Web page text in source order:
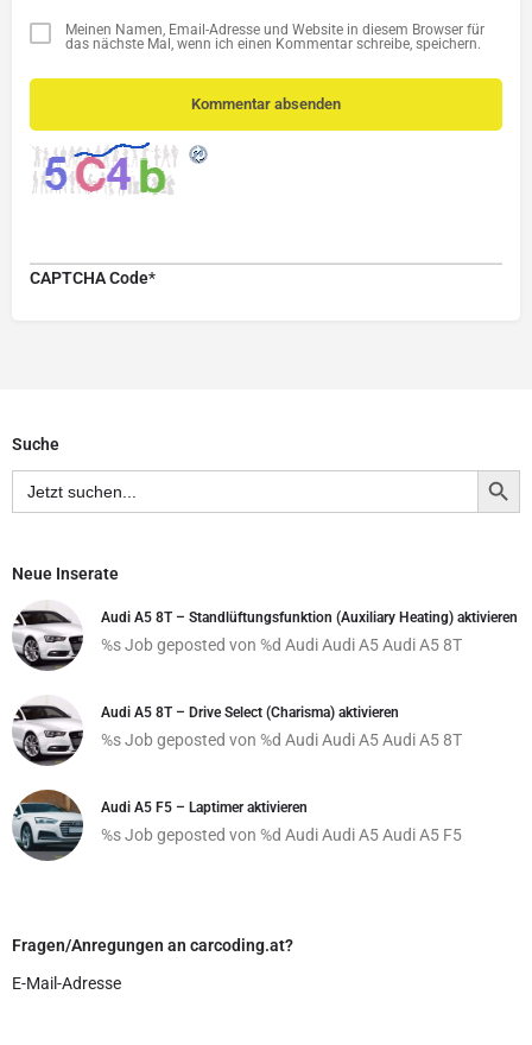
Meinen Namen, Email-Adresse und Website in diesem Browser für
das nächste Mal, wenn ich einen Kommentar schreibe, speichern.
Kommentar absenden
CAPTCHA Code*
Suche
Search
for:
Search Button
Neue Inserate
Audi A5 8T – Standlüftungsfunktion (Auxiliary Heating) aktivieren
%s Job geposted von %d AudiAudi A5Audi A5 8T
Audi A5 8T – Drive Select (Charisma) aktivieren
%s Job geposted von %d AudiAudi A5Audi A5 8T
Audi A5 F5 – Laptimer aktivieren
%s Job geposted von %d AudiAudi A5Audi A5 F5
Fragen/Anregungen an carcoding.at?
E-Mail-Adresse